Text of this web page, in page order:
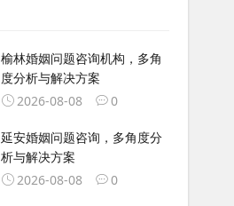
榆林婚姻问题咨询机构，多角
度分析与解决方案
2026-08-08
0
延安婚姻问题咨询，多角度分
析与解决方案
2026-08-08
0